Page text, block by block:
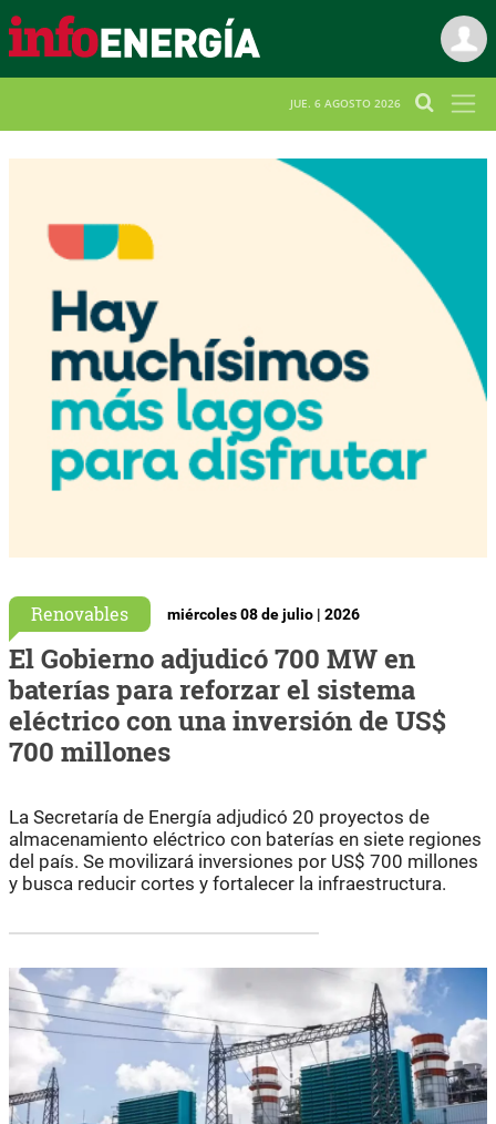
JUE. 6 AGOSTO 2026
Renovables miércoles 08 de julio | 2026
El Gobierno adjudicó 700 MW en
baterías para reforzar el sistema
eléctrico con una inversión de US$
700 millones
La Secretaría de Energía adjudicó 20 proyectos de
almacenamiento eléctrico con baterías en siete regiones
del país. Se movilizará inversiones por US$ 700 millones
y busca reducir cortes y fortalecer la infraestructura.